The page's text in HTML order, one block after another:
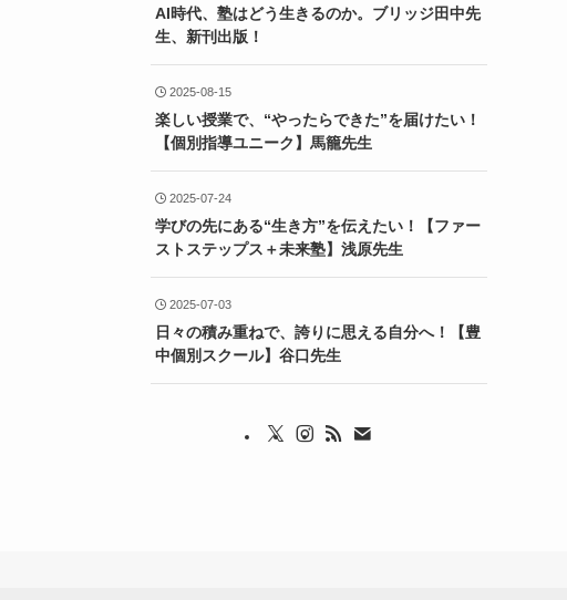
AI時代、塾はどう生きるのか。ブリッジ田中先
生、新刊出版！
2025-08-15
楽しい授業で、“やったらできた”を届けたい！
【個別指導ユニーク】馬籠先生
2025-07-24
学びの先にある“生き方”を伝えたい！【ファー
ストステップス＋未来塾】浅原先生
2025-07-03
日々の積み重ねで、誇りに思える自分へ！【豊
中個別スクール】谷口先生